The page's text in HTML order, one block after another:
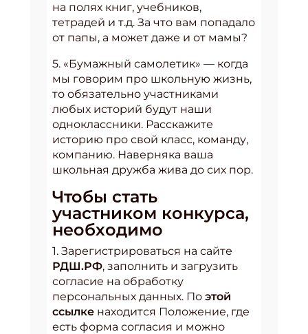
на полях книг, учебников,
тетрадей и т.д. За что вам попадало
от папы, а может даже и от мамы?
5. «Бумажный самолетик» — когда
мы говорим про школьную жизнь,
то обязательно участниками
любых историй будут наши
одноклассники. Расскажите
историю про свой класс, команду,
компанию. Наверняка ваша
школьная дружба жива до сих пор.
Чтобы стать
участником конкурса,
необходимо
1. Зарегистрироваться на сайте
РДШ.РФ, заполнить и загрузить
согласие на обработку
персональных данных. По этой
ссылке находится Положение, где
есть форма согласия и можно